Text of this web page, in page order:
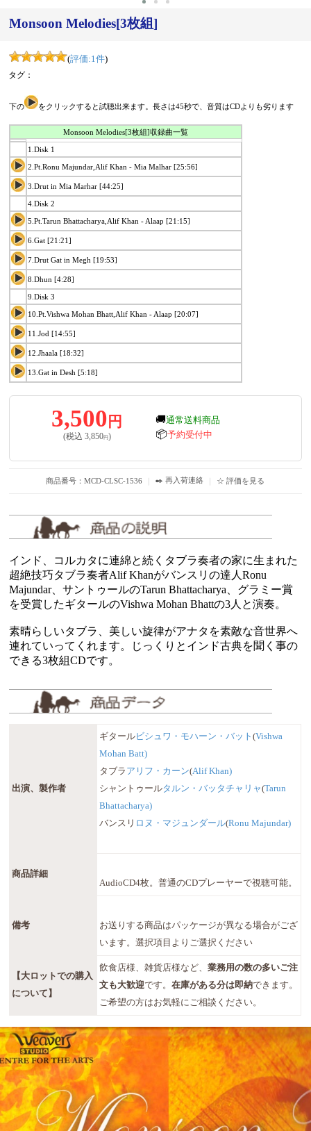
Monsoon Melodies[3枚組]
(評価:1件)
タグ：
下の をクリックすると試聴出来ます。長さは45秒で、音質はCDよりも劣ります
Monsoon Melodies[3枚組]収録曲一覧
1.Disk 1
2.Pt.Ronu Majundar,Alif Khan - Mia Malhar [25:56]
3.Drut in Mia Marhar [44:25]
4.Disk 2
5.Pt.Tarun Bhattacharya,Alif Khan - Alaap [21:15]
6.Gat [21:21]
7.Drut Gat in Megh [19:53]
8.Dhun [4:28]
9.Disk 3
10.Pt.Vishwa Mohan Bhatt,Alif Khan - Alaap [20:07]
11.Jod [14:55]
12.Jhaala [18:32]
13.Gat in Desh [5:18]
3,500 円
(税込 3,850円)
🚚通常送料商品
📦予約受付中
商品番号：MCD-CLSC-1536 ｜ ✒️ 再入荷連絡 ｜ ☆ 評価を見る
インド、コルカタに連綿と続くタブラ奏者の家に生まれた
超絶技巧タブラ奏者Alif Khanがバンスリの達人Ronu
Majundar、サントゥールのTarun Bhattacharya、グラミー賞
を受賞したギタールのVishwa Mohan Bhattの3人と演奏。
素晴らしいタブラ、美しい旋律がアナタを素敵な音世界へ
連れていってくれます。じっくりとインド古典を聞く事の
できる3枚組CDです。
出演、製作者
ギタール ビシュワ・モハーン・バット(Vishwa
Mohan Batt)
タブラ アリフ・カーン(Alif Khan)
シャントゥールタルン・バッタチャリャ(Tarun
Bhattacharya)
バンスリ ロヌ・マジュンダール(Ronu Majundar)
商品詳細
AudioCD4枚。普通のCDプレーヤーで視聴可能。
備考
お送りする商品はパッケージが異なる場合がござ
います。選択項目よりご選択ください
【大ロットでの購入
について】
飲食店様、雑貨店様など、業務用の数の多いご注
文も大歓迎です。在庫がある分は即納できます。
ご希望の方はお気軽にご相談ください。